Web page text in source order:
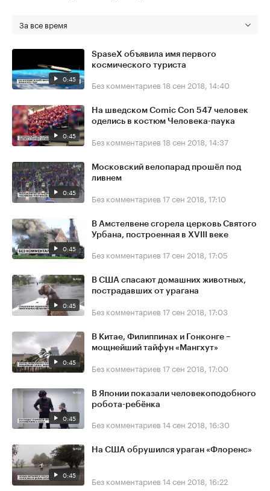
За все время
0:45
SpaseX объявила имя первого
космического туриста
Без комментариев 18 сен 2018, 14:40
0:45
На шведском Comic Con 547 человек
оделись в костюм Человека-паука
Без комментариев 18 сен 2018, 14:37
0:45
Московский велопарад прошёл под
ливнем
Без комментариев 17 сен 2018, 17:10
0:45
В Амстелвене сгорела церковь Святого
Урбана, построенная в XVIII веке
Без комментариев 17 сен 2018, 17:05
0:45
В США спасают домашних животных,
пострадавших от урагана
Без комментариев 17 сен 2018, 17:03
0:45
В Китае, Филиппинах и Гонконге –
мощнейший тайфун «Мангхут»
Без комментариев 17 сен 2018, 17:00
0:45
В Японии показали человекоподобного
робота-ребёнка
Без комментариев 14 сен 2018, 16:30
0:45
На США обрушился ураган «Флоренс»
Без комментариев 14 сен 2018, 16:22